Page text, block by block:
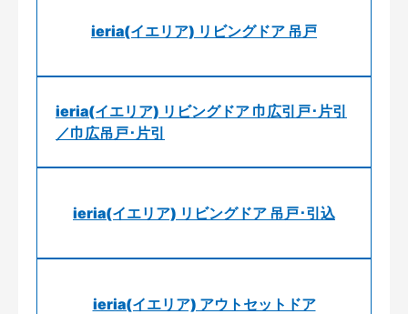
ieria(イエリア) リビングドア 吊戸
ieria(イエリア) リビングドア 巾広引戸･片引
／巾広吊戸･片引
ieria(イエリア) リビングドア 吊戸･引込
ieria(イエリア) アウトセットドア